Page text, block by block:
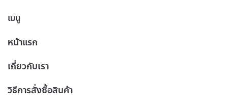
เมนู
หน้าแรก
เกี่ยวกับเรา
วิธีการสั่งซื้อสินค้า